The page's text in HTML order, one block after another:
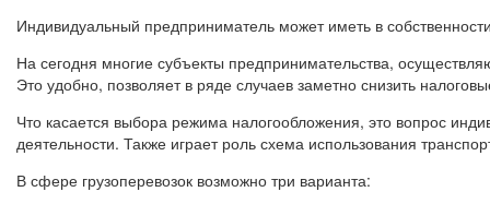
Индивидуальный предприниматель может иметь в
На сегодня многие субъекты предпринимательства,
Это удобно, позволяет в ряде случаев заметно снизить
Что касается выбора режима налогообложения, это вопрос
деятельности. Также играет роль схема использования
В сфере грузоперевозок возможно три варианта: